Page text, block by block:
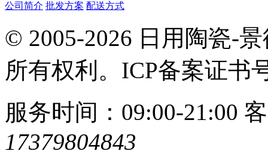
公司简介 批发方案 配送方式
© 2005-2026 日用陶瓷-
所有权利。ICP备案证书
服务时间：09:00-21:00
17379804843